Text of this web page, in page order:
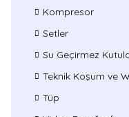
Kompresor
Setler
Su Geçirmez
Teknik Koşum ve
Tüp